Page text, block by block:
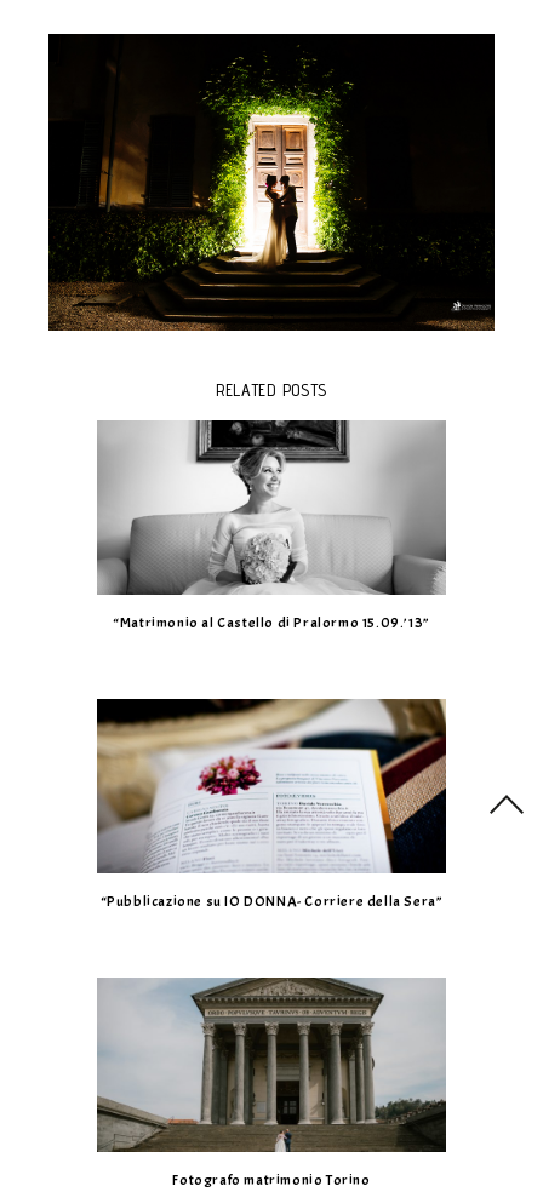
RELATED POSTS
“Matrimonio al Castello di Pralormo 15.09.’13”
“Pubblicazione su IO DONNA- Corriere della Sera”
Fotografo matrimonio Torino